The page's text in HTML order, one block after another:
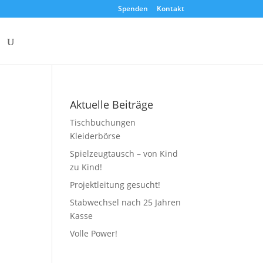
Spenden Kontakt
Aktuelle Beiträge
Tischbuchungen
Kleiderbörse
Spielzeugtausch – von Kind
zu Kind!
Projektleitung gesucht!
Stabwechsel nach 25 Jahren
Kasse
Volle Power!